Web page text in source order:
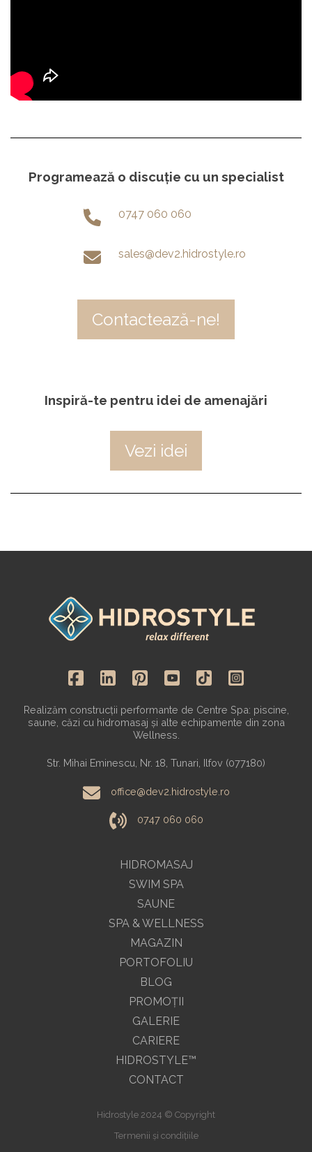
Programează o discuție cu un specialist
0747 060 060
sales@dev2.hidrostyle.ro
Contactează-ne!
Inspiră-te pentru idei de amenajări
Vezi idei
HIDROMASAJ
SWIM SPA
SAUNE
SPA & WELLNESS
MAGAZIN
Realizăm construcții performante de Centre Spa: piscine,
saune, căzi cu hidromasaj și alte echipamente din zona
Wellness.
Str. Mihai Eminescu, Nr. 18, Tunari, Ilfov (077180)
office@dev2.hidrostyle.ro
0747 060 060
PORTOFOLIU
BLOG
PROMOŢII
GALERIE
CARIERE
HIDROSTYLE™
CONTACT
Hidrostyle 2024 © Copyright
Termenii și condițiile